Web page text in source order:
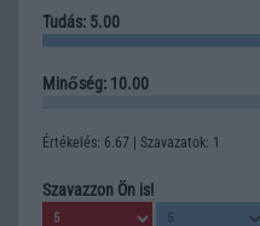
Tudás: 5.00
Minőség: 10.00
Értékelés: 6.67 | Szavazatok: 1
Szavazzon Ön is!